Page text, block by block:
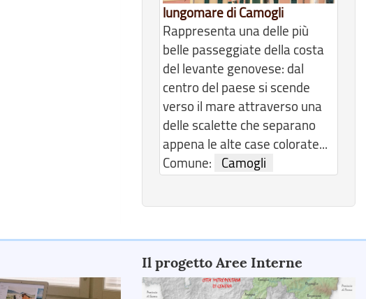
lungomare di Camogli
Rappresenta una delle più
belle passeggiate della costa
del levante genovese: dal
centro del paese si scende
verso il mare attraverso una
delle scalette che separano
appena le alte case colorate...
Comune:
Camogli
Il progetto Aree Interne